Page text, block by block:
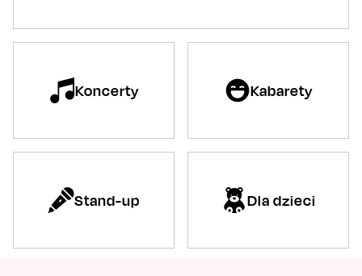
Koncerty Kabarety
Stand-up Dla dzieci